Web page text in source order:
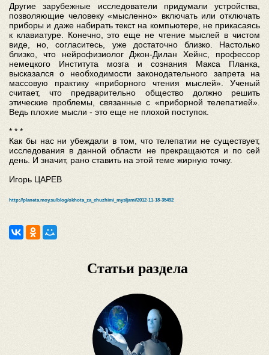
Другие зарубежные исследователи придумали устройства,
позволяющие человеку «мысленно» включать или отключать
приборы и даже набирать текст на компьютере, не прикасаясь
к клавиатуре. Конечно, это еще не чтение мыслей в чистом
виде, но, согласитесь, уже достаточно близко. Настолько
близко, что нейрофизиолог Джон-Дилан Хейнс, профессор
немецкого Института мозга и сознания Макса Планка,
высказался о необходимости законодательного запрета на
массовую практику «приборного чтения мыслей». Ученый
считает, что предварительно общество должно решить
этические проблемы, связанные с «приборной телепатией».
Ведь плохие мысли - это еще не плохой поступок.
* * *
Как бы нас ни убеждали в том, что телепатии не существует,
исследования в данной области не прекращаются и по сей
день. И значит, рано ставить на этой теме жирную точку.
Игорь ЦАРЕВ
http://planeta.moy.su/blog/okhota_za_chuzhimi_mysljami/2012-11-18-35492
Статьи раздела